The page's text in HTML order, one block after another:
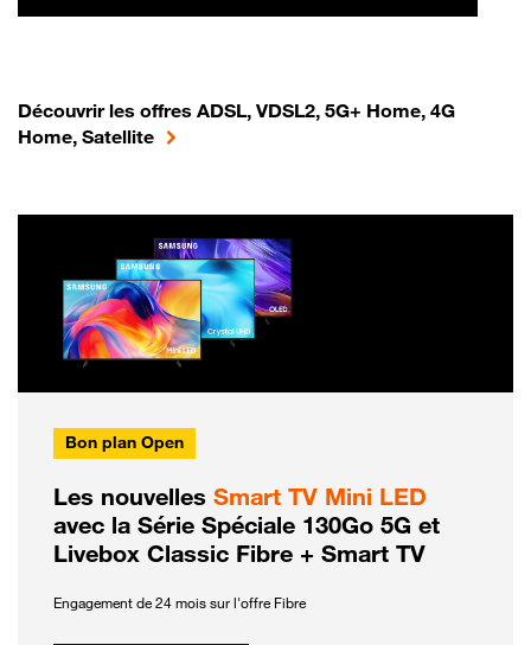
Découvrir les offres ADSL, VDSL2, 5G+ Home, 4G
Home, Satellite
Bon plan Open
Les nouvelles Smart TV Mini LED
avec la Série Spéciale 130Go 5G et
Livebox Classic Fibre + Smart TV
Engagement de 24 mois sur l'offre Fibre